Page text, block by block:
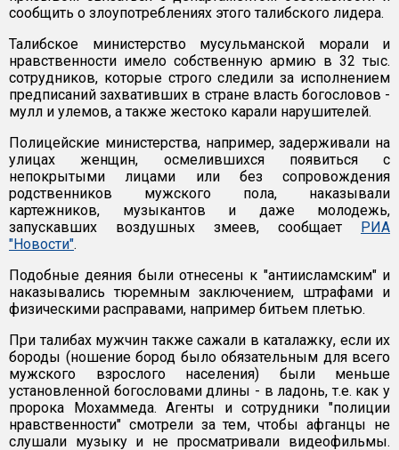
сообщить о злоупотреблениях этого талибского лидера.
Талибское министерство мусульманской морали и
нравственности имело собственную армию в 32 тыс.
сотрудников, которые строго следили за исполнением
предписаний захвативших в стране власть богословов -
мулл и улемов, а также жестоко карали нарушителей.
Полицейские министерства, например, задерживали на
улицах женщин, осмелившихся появиться с
непокрытыми лицами или без сопровождения
родственников мужского пола, наказывали
картежников, музыкантов и даже молодежь,
запускавших воздушных змеев, сообщает РИА
"Новости".
Подобные деяния были отнесены к "антиисламским" и
наказывались тюремным заключением, штрафами и
физическими расправами, например битьем плетью.
При талибах мужчин также сажали в каталажку, если их
бороды (ношение бород было обязательным для всего
мужского взрослого населения) были меньше
установленной богословами длины - в ладонь, т.е. как у
пророка Мохаммеда. Агенты и сотрудники "полиции
нравственности" смотрели за тем, чтобы афганцы не
слушали музыку и не просматривали видеофильмы.